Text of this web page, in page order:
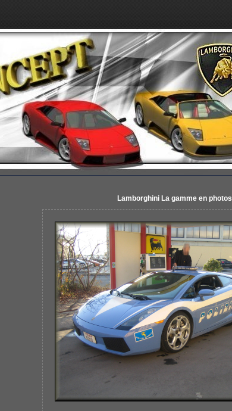
Lamborghini La gamme en photos